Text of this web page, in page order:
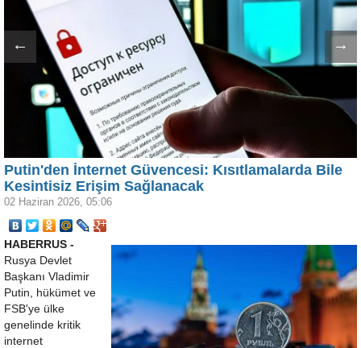
← →
Putin'den İnternet Güvencesi: Kısıtlamalarda Bile
Kesintisiz Erişim Sağlanacak
02 Haziran 2026, 05:06
HABERRUS -
Rusya Devlet
Başkanı Vladimir
Putin, hükümet ve
FSB'ye ülke
genelinde kritik
internet